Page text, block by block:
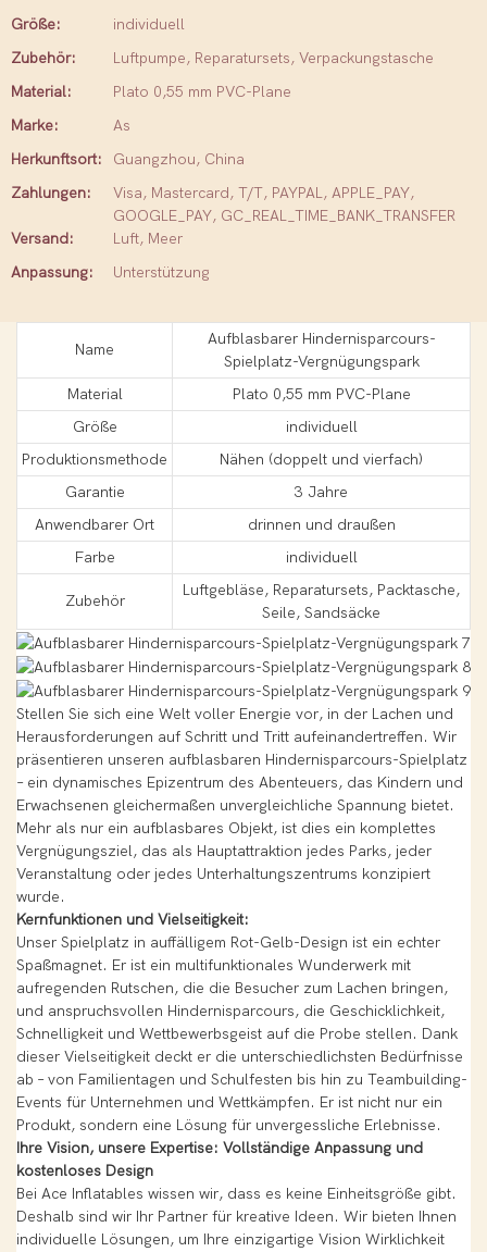
Größe:
individuell
Zubehör:
Luftpumpe, Reparatursets, Verpackungstasche
Material:
Plato 0,55 mm PVC-Plane
Marke:
As
Herkunftsort:
Guangzhou, China
Zahlungen:
Visa, Mastercard, T/T, PAYPAL, APPLE_PAY,
GOOGLE_PAY, GC_REAL_TIME_BANK_TRANSFER
Versand:
Luft, Meer
Anpassung:
Unterstützung
Name
Aufblasbarer Hindernisparcours-
Spielplatz-Vergnügungspark
Material
Plato 0,55 mm PVC-Plane
Größe
individuell
Produktionsmethode
Nähen (doppelt und vierfach)
Garantie
3 Jahre
Anwendbarer Ort
drinnen und draußen
Farbe
individuell
Zubehör
Luftgebläse, Reparatursets, Packtasche,
Seile, Sandsäcke
Stellen Sie sich eine Welt voller Energie vor, in der Lachen und
Herausforderungen auf Schritt und Tritt aufeinandertreffen. Wir
präsentieren unseren aufblasbaren Hindernisparcours-Spielplatz
– ein dynamisches Epizentrum des Abenteuers, das Kindern und
Erwachsenen gleichermaßen unvergleichliche Spannung bietet.
Mehr als nur ein aufblasbares Objekt, ist dies ein komplettes
Vergnügungsziel, das als Hauptattraktion jedes Parks, jeder
Veranstaltung oder jedes Unterhaltungszentrums konzipiert
wurde.
Kernfunktionen und Vielseitigkeit:
Unser Spielplatz in auffälligem Rot-Gelb-Design ist ein echter
Spaßmagnet. Er ist ein multifunktionales Wunderwerk mit
aufregenden Rutschen, die die Besucher zum Lachen bringen,
und anspruchsvollen Hindernisparcours, die Geschicklichkeit,
Schnelligkeit und Wettbewerbsgeist auf die Probe stellen. Dank
dieser Vielseitigkeit deckt er die unterschiedlichsten Bedürfnisse
ab – von Familientagen und Schulfesten bis hin zu Teambuilding-
Events für Unternehmen und Wettkämpfen. Er ist nicht nur ein
Produkt, sondern eine Lösung für unvergessliche Erlebnisse.
Ihre Vision, unsere Expertise: Vollständige Anpassung und
kostenloses Design
Bei Ace Inflatables wissen wir, dass es keine Einheitsgröße gibt.
Deshalb sind wir Ihr Partner für kreative Ideen. Wir bieten Ihnen
individuelle Lösungen, um Ihre einzigartige Vision Wirklichkeit